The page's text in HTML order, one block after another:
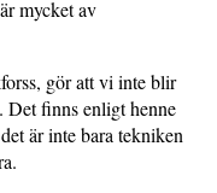
mycket av
gör att vi inte blir
Det finns enligt henne
är inte bara tekniken